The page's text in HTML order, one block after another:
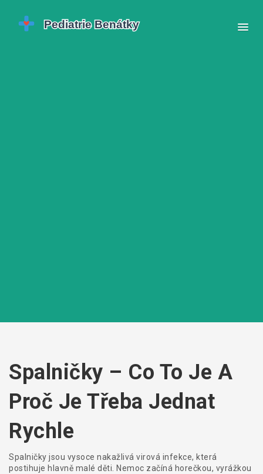
Spalničky – Co To Je A
Proč Je Třeba Jednat
Rychle
Spalničky jsou vysoce nakažlivá virová infekce, která
postihuje hlavně malé děti. Nemoc začíná horečkou, vyrážkou